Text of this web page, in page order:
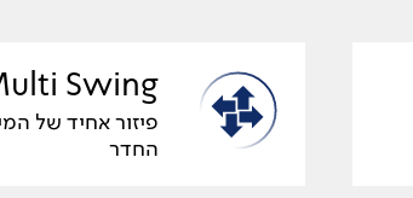
Swing
פיזור אחיד של
החדר